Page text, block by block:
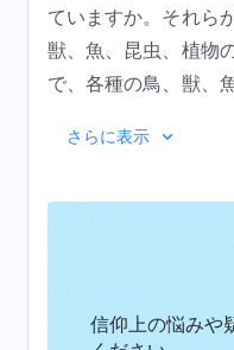
ていますか。それら
獣、魚、昆虫、植物
で、各種の鳥、獣、
たわけで、鳥や獣
定めたこれらの法
いる象を見たこと
れは極めて異常な
さらに表示
信仰上の悩みや